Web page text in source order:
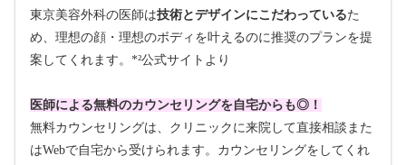
東京美容外科の医師は技術とデザインにこだわっているた
め、理想の顔・理想のボディを叶えるのに推奨のプランを提
案してくれます。*²公式サイトより
医師による無料のカウンセリングを自宅からも◎！
無料カウンセリングは、クリニックに来院して直接相談また
はWebで自宅から受けられます。カウンセリングをしてくれ